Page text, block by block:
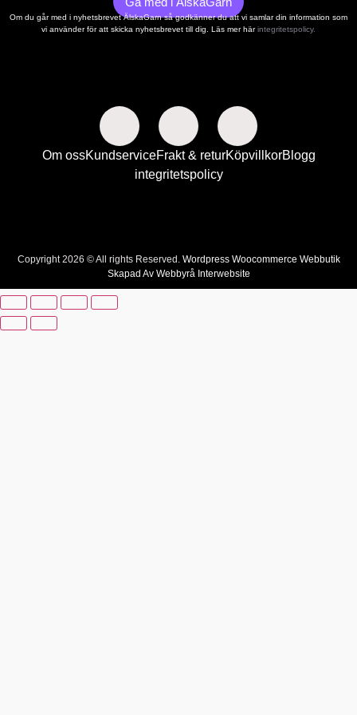
Om du går med i nyhetsbrevet ÄlskaGarn så godkänner du att vi samlar din information som
vi använder för att skicka nyhetsbrevet till dig. Läs mer härintegritetspolicy.
Om ossKundserviceFrakt & returKöpvillkorBlogg
integritetspolicy
Copyright 2026 © All rights Reserved. Wordpress Woocommerce Webbutik
Skapad Av Webbyrå Interwebsite